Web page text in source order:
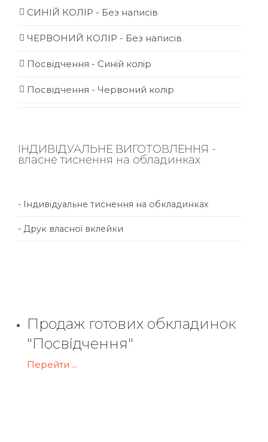
СИНІЙ КОЛІР - Без написів
ЧЕРВОНИЙ КОЛІР - Без написів
Посвідчення - Синій колір
Посвідчення - Червоний колір
ІНДИВІДУАЛЬНЕ ВИГОТОВЛЕННЯ -
власне тиснення на обладинках
- Індивідуальне тиснення на обкладинках
- Друк власної вклейки
Продаж готових обкладинок
"Посвідчення"
Перейти ...